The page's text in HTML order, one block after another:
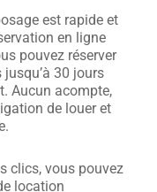
est rapide et
en ligne
pouvez réserver
30 jours
Aucun acompte,
de louer et
clics, vous pouvez
location